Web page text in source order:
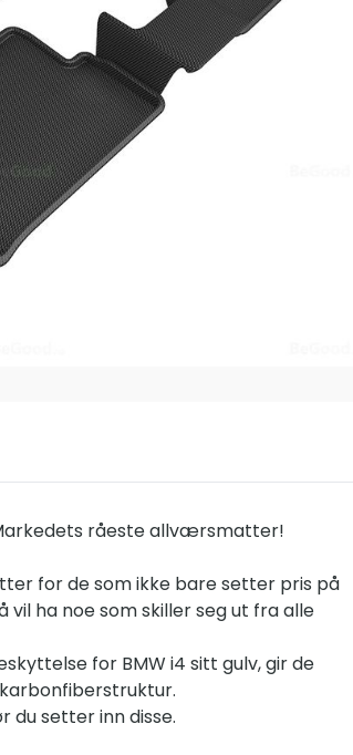
råeste allværsmatter!
for de som ikke bare setter pris på
ha noe som skiller seg ut fra alle
for BMW i4 sitt gulv, gir de
du setter inn disse.